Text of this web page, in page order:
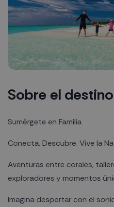
Sobre el destino
Sumérgete en Familia
Conecta. Descubre. Vive la
Aventuras entre corales,
exploradores y momentos
Imagina despertar con el